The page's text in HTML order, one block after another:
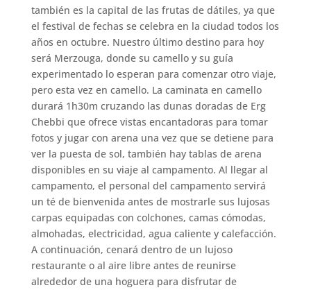
también es la capital de las frutas de dátiles, ya que
el festival de fechas se celebra en la ciudad todos los
años en octubre. Nuestro último destino para hoy
será Merzouga, donde su camello y su guía
experimentado lo esperan para comenzar otro viaje,
pero esta vez en camello. La caminata en camello
durará 1h30m cruzando las dunas doradas de Erg
Chebbi que ofrece vistas encantadoras para tomar
fotos y jugar con arena una vez que se detiene para
ver la puesta de sol, también hay tablas de arena
disponibles en su viaje al campamento. Al llegar al
campamento, el personal del campamento servirá
un té de bienvenida antes de mostrarle sus lujosas
carpas equipadas con colchones, camas cómodas,
almohadas, electricidad, agua caliente y calefacción.
A continuación, cenará dentro de un lujoso
restaurante o al aire libre antes de reunirse
alrededor de una hoguera para disfrutar de